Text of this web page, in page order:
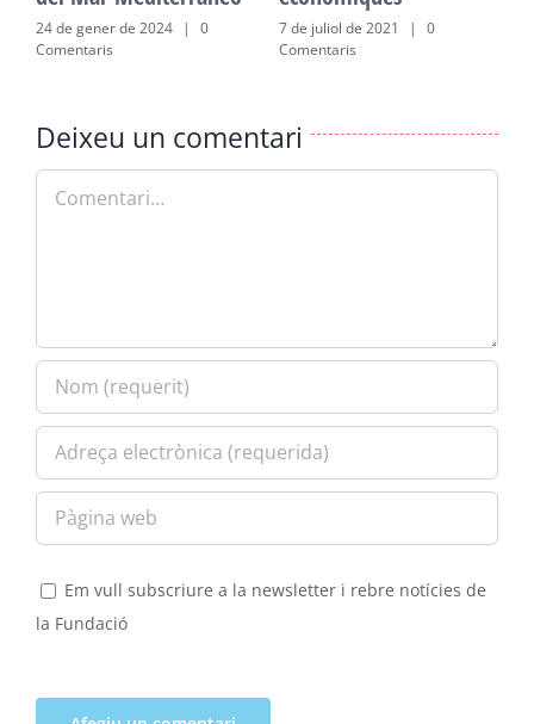
24 de gener de 2024 |
0
Comentaris
7 de juliol de 2021 |
0
Comentaris
Deixeu un comentari
Em vull subscriure a la newsletter i rebre notícies de
la Fundació